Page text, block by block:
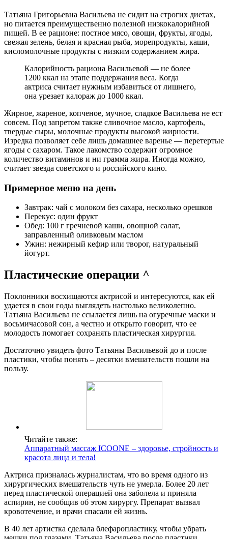
Татьяна Григорьевна Васильева не сидит на строгих диетах,
но питается преимущественно полезной низкокалорийной
пищей. В ее рационе: постное мясо, овощи, фрукты, ягоды,
свежая зелень, белая и красная рыба, морепродукты, каши,
кисломолочные продукты с низким содержанием жира.
Калорийность рациона Васильевой — не более
1200 ккал на этапе поддержания веса. Когда
актриса считает нужным избавиться от лишнего,
она урезает калораж до 1000 ккал.
Жирное, жареное, копченое, мучное, сладкое Васильева не ест
совсем. Под запретом также сливочное масло, картофель,
твердые сыры, молочные продукты высокой жирности.
Изредка позволяет себе лишь домашнее варенье — перетертые
ягоды с сахаром. Такое лакомство содержит огромное
количество витаминов и ни грамма жира. Иногда можно,
считает звезда советского и российского кино.
Примерное меню на день
Завтрак: чай с молоком без сахара, несколько орешков
Перекус: один фрукт
Обед: 100 г гречневой каши, овощной салат,
заправленный оливковым маслом
Ужин: нежирный кефир или творог, натуральный
йогурт.
Пластические операции ^
Поклонники восхищаются актрисой и интересуются, как ей
удается в свои годы выглядеть настолько великолепно.
Татьяна Васильева не ссылается лишь на огуречные маски и
восьмичасовой сон, а честно и открыто говорит, что ее
молодость помогает сохранять пластическая хирургия.
Достаточно увидеть фото Татьяны Васильевой до и после
пластики, чтобы понять – десятки вмешательств пошли на
пользу.
Читайте также:
Аппаратный массаж ICOONE – здоровье, стройность и
красота лица и тела!
Актриса призналась журналистам, что во время одного из
хирургических вмешательств чуть не умерла. Более 20 лет
перед пластической операцией она заболела и приняла
аспирин, не сообщив об этом хирургу. Препарат вызвал
кровотечение, и врачи спасали ей жизнь.
В 40 лет артистка сделала блефаропластику, чтобы убрать